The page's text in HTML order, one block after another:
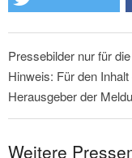
Pressebilder nur für
Hinweis: Für den
Herausgeber der
Weitere